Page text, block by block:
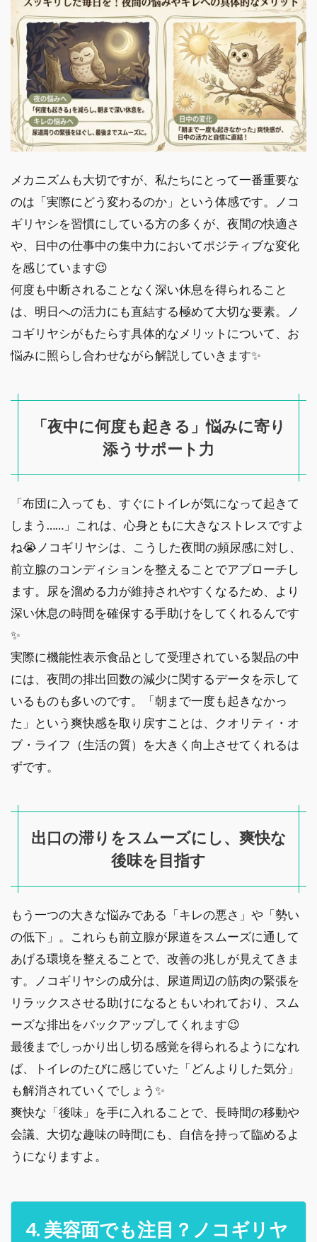
メカニズムも大切ですが、私たちにとって一番重要な
のは「実際にどう変わるのか」という体感です。ノコ
ギリヤシを習慣にしている方の多くが、夜間の快適さ
や、日中の仕事中の集中力においてポジティブな変化
を感じています😉
何度も中断されることなく深い休息を得られること
は、明日への活力にも直結する極めて大切な要素。ノ
コギリヤシがもたらす具体的なメリットについて、お
悩みに照らし合わせながら解説していきます✨
「夜中に何度も起きる」悩みに寄り
添うサポート力
「布団に入っても、すぐにトイレが気になって起きて
しまう……」これは、心身ともに大きなストレスですよ
ね😭ノコギリヤシは、こうした夜間の頻尿感に対し、
前立腺のコンディションを整えることでアプローチし
ます。尿を溜める力が維持されやすくなるため、より
深い休息の時間を確保する手助けをしてくれるんです
✨
実際に機能性表示食品として受理されている製品の中
には、夜間の排出回数の減少に関するデータを示して
いるものも多いのです。「朝まで一度も起きなかっ
た」という爽快感を取り戻すことは、クオリティ・オ
ブ・ライフ（生活の質）を大きく向上させてくれるは
ずです。
出口の滞りをスムーズにし、爽快な
後味を目指す
もう一つの大きな悩みである「キレの悪さ」や「勢い
の低下」。これらも前立腺が尿道をスムーズに通して
あげる環境を整えることで、改善の兆しが見えてきま
す。ノコギリヤシの成分は、尿道周辺の筋肉の緊張を
リラックスさせる助けになるともいわれており、スム
ーズな排出をバックアップしてくれます😉
最後までしっかり出し切る感覚を得られるようになれ
ば、トイレのたびに感じていた「どんよりした気分」
も解消されていくでしょう✨
爽快な「後味」を手に入れることで、長時間の移動や
会議、大切な趣味の時間にも、自信を持って臨めるよ
うになりますよ。
4. 美容面でも注目？ノコギリヤ